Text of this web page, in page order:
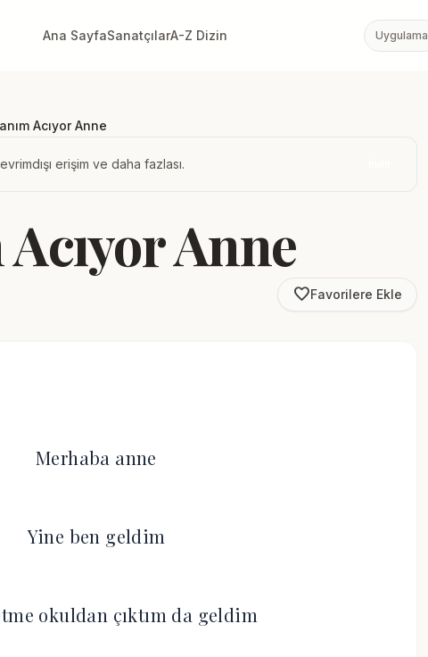
Ana SayfaSanatçılarA-Z Dizin Uygulama
Acıyor Anne
erişim ve daha fazlası.
Acıyor Anne
favorite_borderFavorilere Ekle
Merhaba anne
Yine ben geldim
okuldan çıktım da geldim